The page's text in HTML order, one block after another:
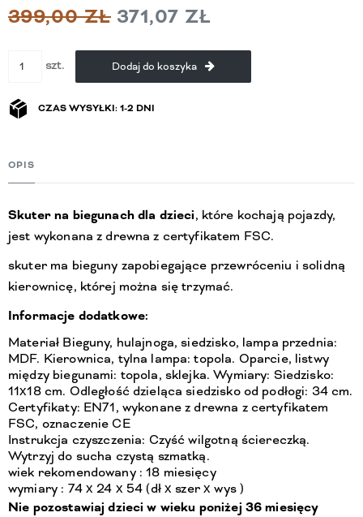
399,00 ZŁ 371,07 ZŁ
szt. Dodaj do koszyka
CZAS WYSYŁKI: 1-2 DNI
OPIS
Skuter na biegunach dla dzieci, które kochają pojazdy,
jest wykonana z drewna z certyfikatem FSC.
skuter ma bieguny zapobiegające przewróceniu i solidną
kierownicę, której można się trzymać.
Informacje dodatkowe:
Materiał Bieguny, hulajnoga, siedzisko, lampa przednia:
MDF. Kierownica, tylna lampa: topola. Oparcie, listwy
między biegunami: topola, sklejka. Wymiary: Siedzisko:
11x18 cm. Odległość dzieląca siedzisko od podłogi: 34 cm.
Certyfikaty: EN71, wykonane z drewna z certyfikatem
FSC, oznaczenie CE
Instrukcja czyszczenia: Czyść wilgotną ściereczką.
Wytrzyj do sucha czystą szmatką.
wiek rekomendowany : 18 miesięcy
wymiary : 74 x 24 x 54 (dł x szer x wys )
Nie pozostawiaj dzieci w wieku poniżej 36 miesięcy